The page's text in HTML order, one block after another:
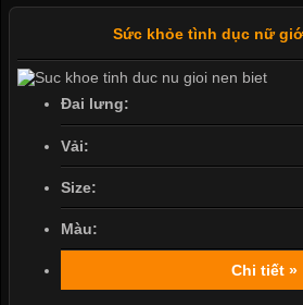
Sức khỏe tình dục nữ
Đai lưng:
Vải:
Size:
Màu:
Chi tiết »